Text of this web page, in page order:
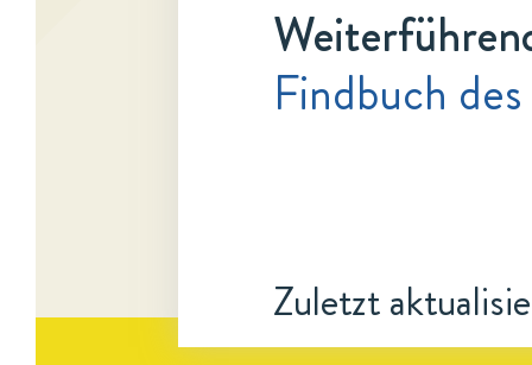
Findbuch
Zuletzt